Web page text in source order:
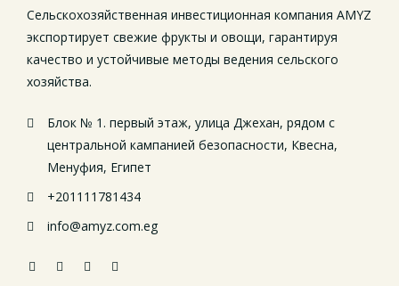
Сельскохозяйственная инвестиционная компания AMYZ
экспортирует свежие фрукты и овощи, гарантируя
качество и устойчивые методы ведения сельского
хозяйства.
Блок № 1. первый этаж, улица Джехан, рядом с
центральной кампанией безопасности, Квесна,
Менуфия, Египет
+201111781434
info@amyz.com.eg